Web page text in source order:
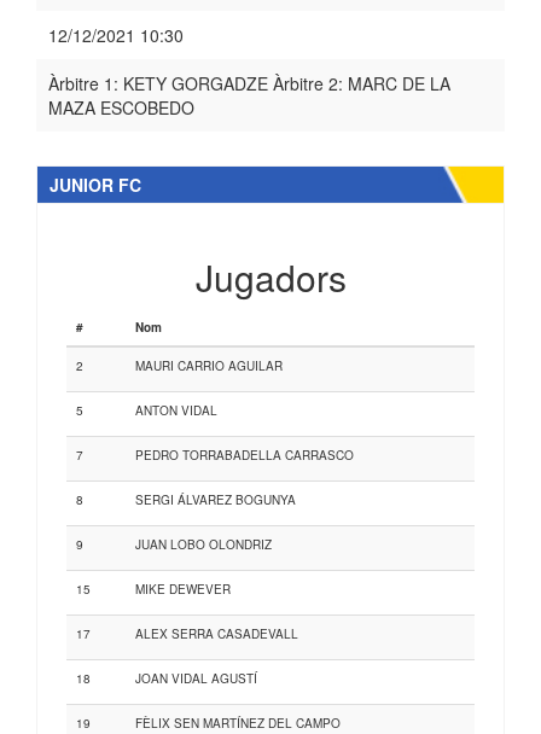
12/12/2021 10:30
Àrbitre 1: KETY GORGADZE Àrbitre 2: MARC DE LA
MAZA ESCOBEDO
JUNIOR FC
Jugadors
# Nom
2 MAURI CARRIO AGUILAR
5 ANTON VIDAL
7 PEDRO TORRABADELLA CARRASCO
8 SERGI ÁLVAREZ BOGUNYA
9 JUAN LOBO OLONDRIZ
15 MIKE DEWEVER
17 ALEX SERRA CASADEVALL
18 JOAN VIDAL AGUSTÍ
19 FÈLIX SEN MARTÍNEZ DEL CAMPO